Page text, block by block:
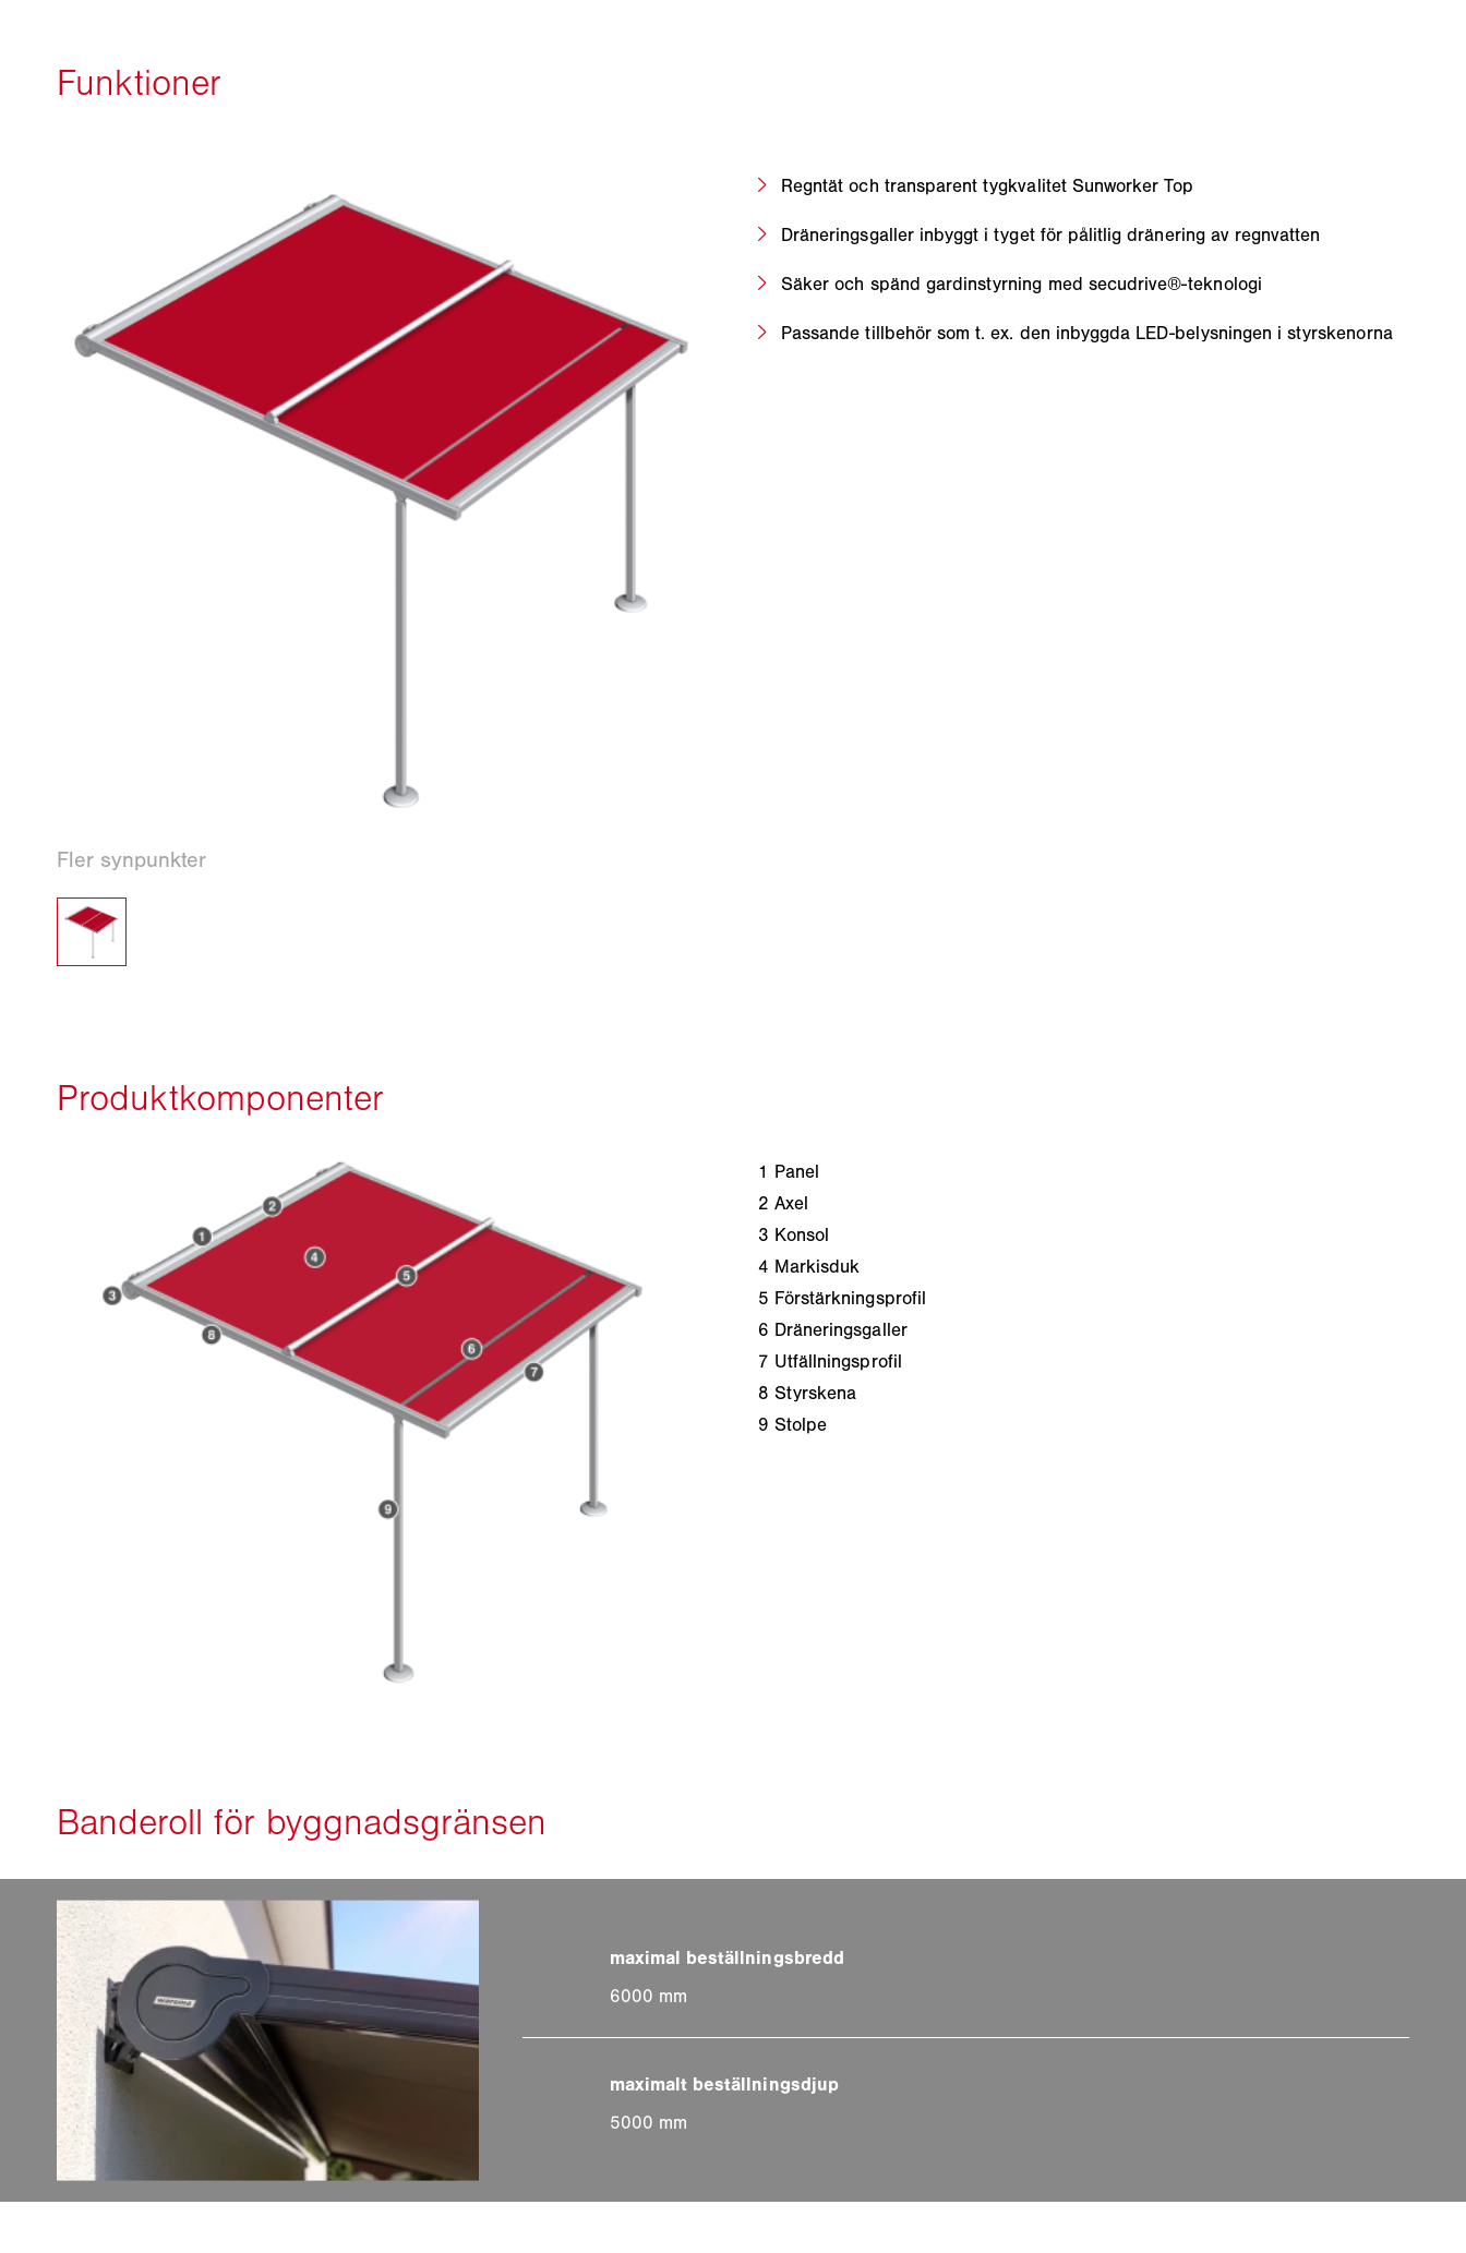
Regntät och transparent tygkvalitet Sunworker Top
Dräneringsgaller inbyggt i tyget för pålitlig dränering av regnvatten
Säker och spänd gardinstyrning med secudrive®-teknologi
Passande tillbehör som t. ex. den inbyggda LED-belysningen i styrskenorna
1 Panel
2 Axel
3 Konsol
4 Markisduk
5 Förstärkningsprofil
6 Dräneringsgaller
7 Utfällningsprofil
8 Styrskena
9 Stolpe
6000 mm
5000 mm